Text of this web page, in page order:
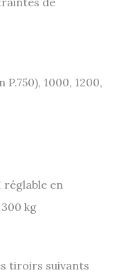
1000, 1200,
réglable en
kg
tiroirs suivants